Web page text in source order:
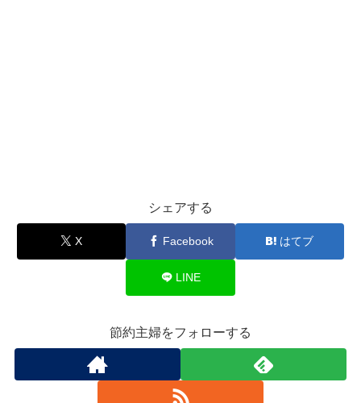
シェアする
X Facebook はてブ
LINE
節約主婦をフォローする